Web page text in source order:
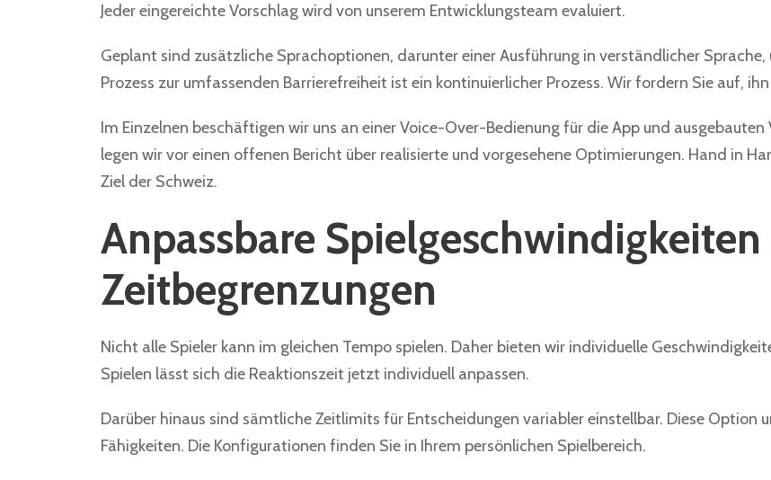
Jeder eingereichte Vorschlag wird von unserem Entwicklungsteam evaluiert.
Geplant sind zusätzliche Sprachoptionen, darunter einer Ausführung in verständlicher
Prozess zur umfassenden Barrierefreiheit ist ein kontinuierlicher Prozess. Wir fordern Sie auf,
Im Einzelnen beschäftigen wir uns an einer Voice-Over-Bedienung für die App und
legen wir vor einen offenen Bericht über realisierte und vorgesehene Optimierungen. Hand in
Ziel der Schweiz.
Anpassbare
Zeitbegrenzungen
Nicht alle Spieler kann im gleichen Tempo spielen. Daher bieten wir individuelle
Spielen lässt sich die Reaktionszeit jetzt individuell anpassen.
Darüber hinaus sind sämtliche Zeitlimits für Entscheidungen variabler einstellbar. Diese
Fähigkeiten. Die Konfigurationen finden Sie in Ihrem persönlichen Spielbereich.